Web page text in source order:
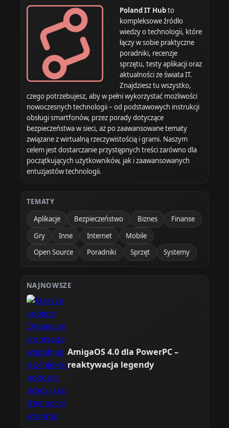
Poland IT Hubto
kompleksowe źródło
wiedzy o technologii, które
łączy w sobie praktyczne
poradniki, recenzje
sprzętu, testy aplikacji oraz
aktualności ze świata IT.
Znajdziesz tu wszystko,
czego potrzebujesz, aby w pełni wykorzystać możliwości
nowoczesnych technologii – od podstawowych instrukcji
obsługi smartfonów, przez porady dotyczące
bezpieczeństwa w sieci, aż po zaawansowane tematy
związane z wirtualną rzeczywistością i grami. Naszym
celem jest dostarczanie przystępnych treści zarówno dla
początkujących użytkowników, jak i zaawansowanych
entuzjastów technologii.
TEMATY
Aplikacje
Bezpieczeństwo Biznes
Finanse
Gry
Inne Internet
Mobile
Open Source
Poradniki Sprzęt Systemy
NAJNOWSZE
AmigaOS 4.0 dla PowerPC –
reaktywacja legendy